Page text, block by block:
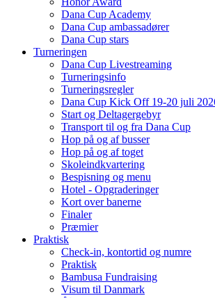
Dana Cup Academy
Dana Cup ambassadører
Dana Cup stars
Turneringen
Dana Cup Livestreaming
Turneringsinfo
Turneringsregler
Dana Cup Kick Off 19-20 juli
Start og Deltagergebyr
Transport til og fra Dana Cup
Hop på og af busser
Hop på og af toget
Skoleindkvartering
Bespisning og menu
Hotel - Opgraderinger
Kort over banerne
Finaler
Præmier
Praktisk
Check-in, kontortid og numre
Praktisk
Bambusa Fundraising
Visum til Danmark